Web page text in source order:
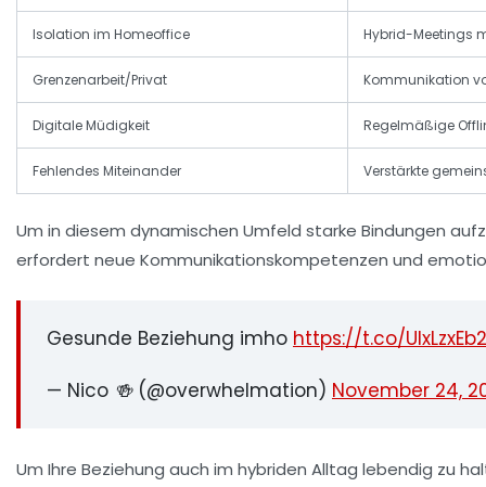
Isolation im Homeoffice Hybrid-Meetings
Grenzenarbeit/Privat Kommunikation
Digitale Müdigkeit Regelmäßige
Fehlendes Miteinander Verstärkte
Um in diesem dynamischen Umfeld starke Bindungen
erfordert neue Kommunikationskompetenzen und
Gesunde Beziehung imho https://t.co/
— Nico 🍻 (@overwhelmation) November 24,
Um Ihre Beziehung auch im hybriden Alltag lebendig zu